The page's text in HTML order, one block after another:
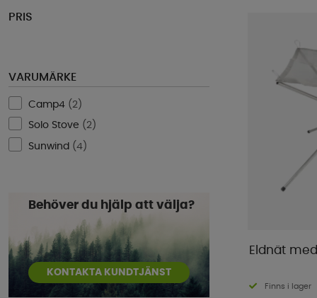
PRIS
VARUMÄRKE
Camp4 ( 2)
Solo Stove ( 2)
Sunwind (4 )
Behöver du hjälp att välja?
KONTAKTA KUNDTJÄNST
Eldnät
Finns i lager